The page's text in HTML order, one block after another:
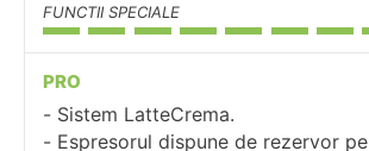
FUNCTII SPECIALE
PRO
Sistem LatteCrema.
Espresorul dispune de rezervor